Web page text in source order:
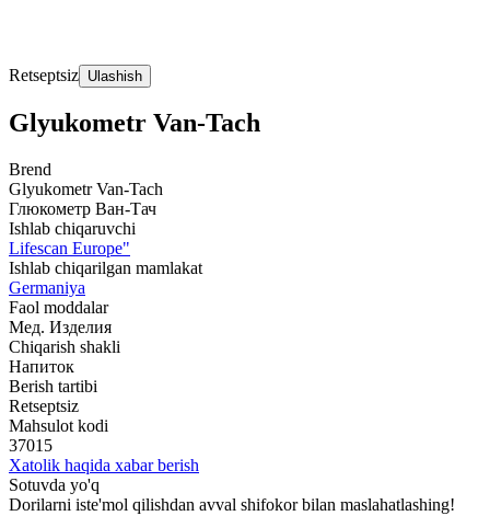
Retseptsiz Ulashish
Glyukometr Van-Tach
Brend
Glyukometr Van-Tach
Глюкометр Ван-Тач
Ishlab chiqaruvchi
Lifescan Europe"
Ishlab chiqarilgan mamlakat
Germaniya
Faol moddalar
Мед. Изделия
Chiqarish shakli
Напиток
Berish tartibi
Retseptsiz
Mahsulot kodi
37015
Xatolik haqida xabar berish
Sotuvda yo'q
Dorilarni iste'mol qilishdan avval shifokor bilan maslahatlashing!